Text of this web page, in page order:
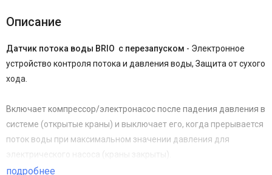
Описание
Датчик потока воды BRIO с перезапуском - Электронное
устройство контроля потока и давления воды, Защита от сухого
хода.
Включает компрессор/электронасос после падения давления в
системе (открытые краны) и выключает его, когда прерывается
поток воды при максимальном значении давления для
электрического насоса (краны закрыты).
подробнее